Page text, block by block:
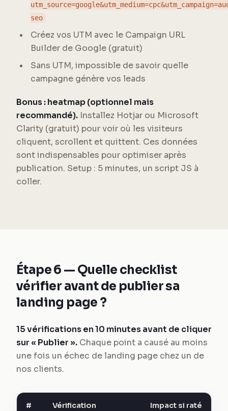
seo
Créez vos UTM avec le Campaign URL
Builder de Google (gratuit)
Sans UTM, impossible de savoir quelle
campagne génère vos leads
Bonus : heatmap (optionnel mais
recommandé). Installez Hotjar ou Microsoft
Clarity (gratuit) pour voir où les visiteurs
cliquent, scrollent et quittent. Ces données
sont indispensables pour optimiser après
publication. Setup : 5 minutes, un script JS à
coller.
Étape 6 — Quelle checklist
vérifier avant de publier sa
landing page ?
15 vérifications en 10 minutes avant de cliquer
sur « Publier ». Chaque point a causé au moins
une fois un échec de landing page chez un de
nos clients.
# Vérification Impact si raté